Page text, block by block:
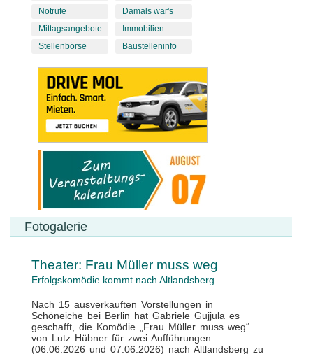
Notrufe
Mittagsangebote
Stellenbörse
Damals war's
Immobilien
Baustelleninfo
Fotogalerie
Theater: Frau Müller muss weg
Erfolgskomödie kommt nach Altlandsberg
Nach 15 ausverkauften Vorstellungen in
Schöneiche bei Berlin hat Gabriele Gujjula es
geschafft, die Komödie „Frau Müller muss weg“
von Lutz Hübner für zwei Aufführungen
(06.06.2026 und 07.06.2026) nach Altlandsberg zu